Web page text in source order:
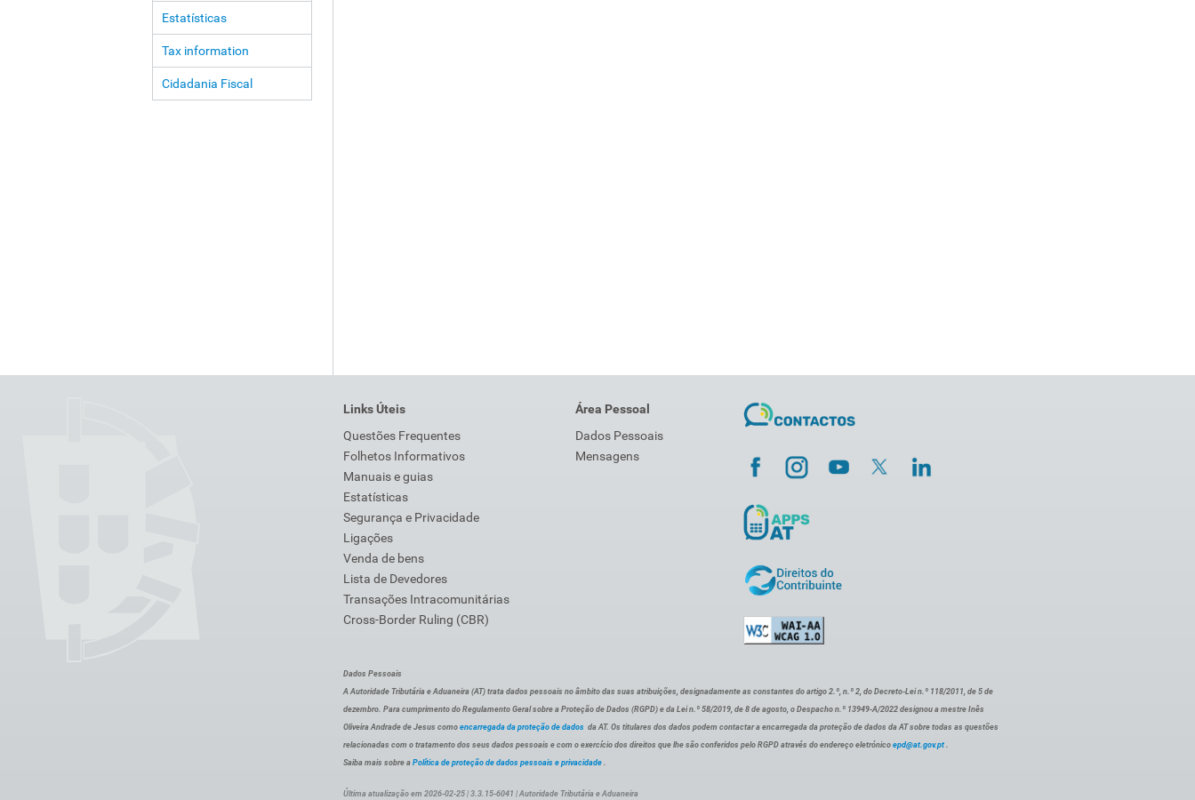
Estatísticas
Tax information
Cidadania Fiscal
Links Úteis
Questões Frequentes
Folhetos Informativos
Manuais e guias
Estatísticas
Segurança e Privacidade
Ligações
Venda de bens
Lista de Devedores
Transações Intracomunitárias
Cross-Border Ruling (CBR)
Área Pessoal
Dados Pessoais
Mensagens
Dados Pessoais
A Autoridade Tributária e Aduaneira (AT) trata dados pessoais no âmbito das suas atribuições, designadamente as constantes do artigo 2.º, n.º 2, do Decreto-Lei n.º 118/2011, de 5 de
dezembro. Para cumprimento do Regulamento Geral sobre a Proteção de Dados (RGPD) e da Lei n.º 58/2019, de 8 de agosto, o Despacho n.º 13949-A/2022 designou a mestre Inês
Oliveira Andrade de Jesus como encarregada da proteção de dados da AT. Os titulares dos dados podem contactar a encarregada da proteção de dados da AT sobre todas as questões
relacionadas com o tratamento dos seus dados pessoais e com o exercício dos direitos que lhe são conferidos pelo RGPD através do endereço eletrónico epd@at.gov.pt .
Saiba mais sobre a Política de proteção de dados pessoais e privacidade .
Última atualização em 2026-02-25 | 3.3.15-6041 | Autoridade Tributária e Aduaneira